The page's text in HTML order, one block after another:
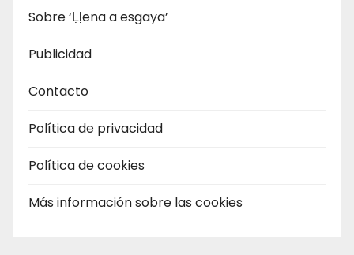
Sobre ‘Ḷḷena a esgaya’
Publicidad
Contacto
Política de privacidad
Política de cookies
Más información sobre las cookies